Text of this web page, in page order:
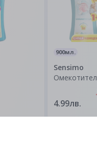
900мл.
Sensimo
Омекотител
4.99лв.